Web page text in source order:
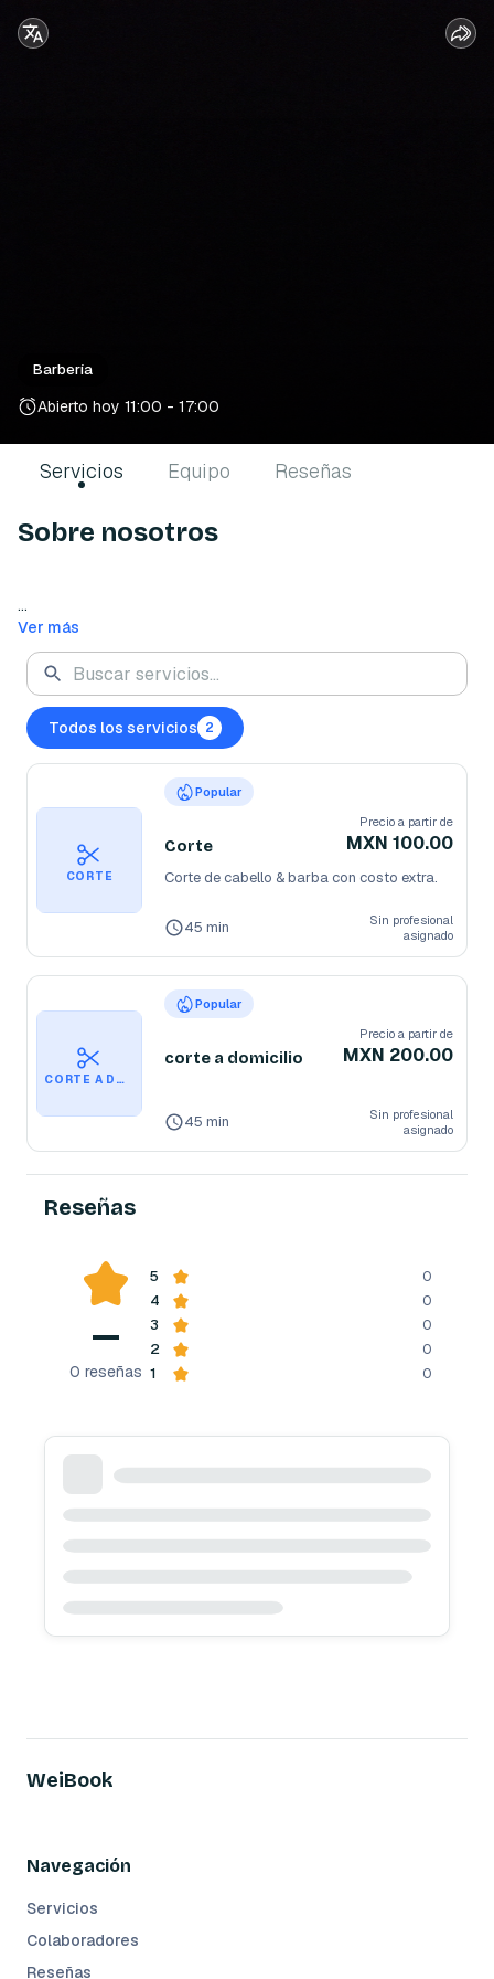
Barbería
Abierto hoy 11:00 - 17:00
Servicios Equipo Reseñas
Sobre nosotros
Ver más
Todos los servicios 2
CORTE
Popular
Corte
Precio a partir de
MXN 100.00
Corte de cabello & barba con costo extra.
45 min
Sin profesional
asignado
CORTE A DOMICILIO
Popular
corte a domicilio
Precio a partir de
MXN 200.00
45 min
Sin profesional
asignado
Reseñas
—
0 reseñas
5 0
4 0
3 0
2 0
1 0
WeiBook
Navegación
Servicios
Colaboradores
Reseñas